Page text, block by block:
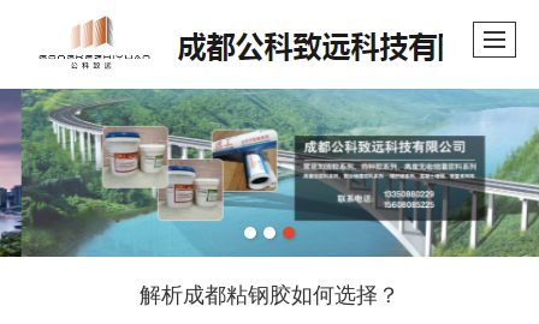
解析成都粘钢胶如何选择？